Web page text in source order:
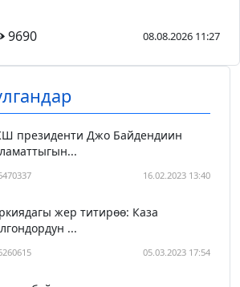
9690 08.08.2026 11:27
президенти Джо Байдендиин
16.02.2023 13:40
жер титирөө: Каза
...
05.03.2023 17:54